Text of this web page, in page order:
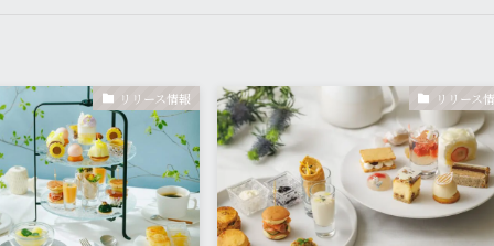
リリース情報 リリース